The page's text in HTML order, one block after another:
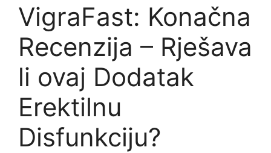
VigraFast: Konačna
Recenzija – Rješava
li ovaj Dodatak
Erektilnu
Disfunkciju?